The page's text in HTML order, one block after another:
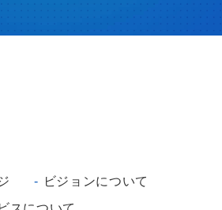
ビジョンについて